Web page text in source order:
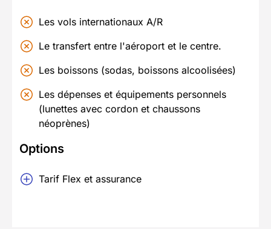
Les vols internationaux A/R
Le transfert entre l'aéroport et le centre.
Les boissons (sodas, boissons alcoolisées)
Les dépenses et équipements personnels
(lunettes avec cordon et chaussons
néoprènes)
Options
Tarif Flex et assurance